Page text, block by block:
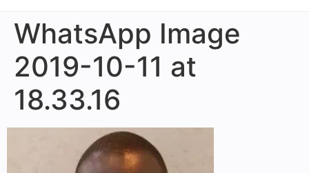
WhatsApp Image
2019-10-11 at
18.33.16